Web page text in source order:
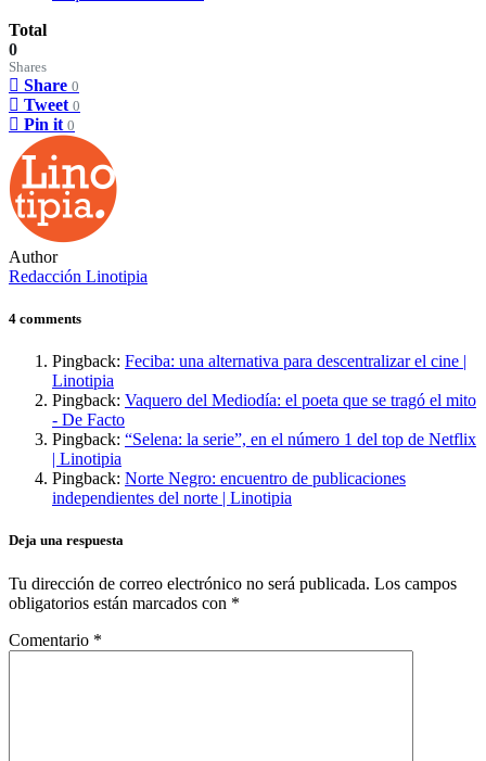
Total
0
Shares
Share 0
Tweet 0
Pin it 0
Author
Redacción Linotipia
4 comments
Pingback: Feciba: una alternativa para descentralizar el cine |
Linotipia
Pingback: Vaquero del Mediodía: el poeta que se tragó el mito
- De Facto
Pingback: “Selena: la serie”, en el número 1 del top de Netflix
| Linotipia
Pingback: Norte Negro: encuentro de publicaciones
independientes del norte | Linotipia
Deja una respuesta
Tu dirección de correo electrónico no será publicada. Los campos
obligatorios están marcados con *
Comentario *